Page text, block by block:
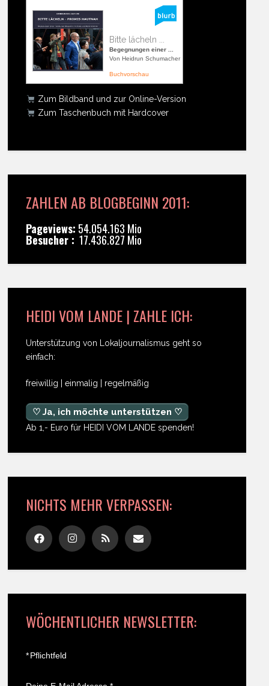
Bitte lächeln ...
Begegnungen einer ...
Von Heidrun Schumacher
Buchvorschau
Zum Bildband und zur Online-Version
Zum Taschenbuch mit Hardcover
ZAHLEN AB BLOGBEGINN 2011:
Pageviews: 54.054.163 Mio
Besucher : 17.436.827 Mio
HEIDI VOM LANDE | ZAHLE ICH:
Unterstützung von Lokaljournalismus geht so
einfach:
freiwillig | einmalig | regelmäßig
♡ Ja, ich möchte unterstützen ♡
Ab 1,- Euro für HEIDI VOM LANDE spenden!
NICHTS MEHR VERPASSEN:
WÖCHENTLICHER NEWSLETTER:
*Pflichtfeld